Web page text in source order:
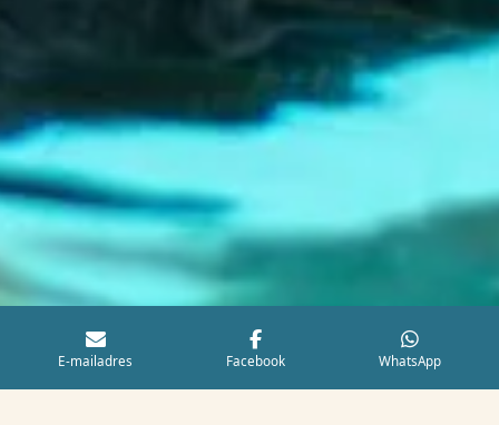
E-mailadres Facebook WhatsApp